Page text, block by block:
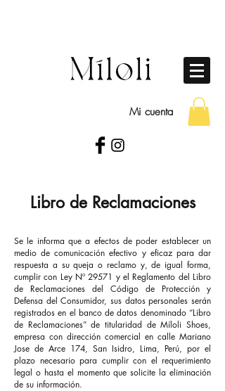
Mi cuenta
Libro de Reclamaciones
Se le informa que a efectos de poder establecer un
medio de comunicación efectivo y eficaz para dar
respuesta a su queja o reclamo y, de igual forma,
cumplir con Ley Nº 29571 y el Reglamento del Libro
de Reclamaciones del Código de Protección y
Defensa del Consumidor, sus datos personales serán
registrados en el banco de datos denominado “Libro
de Reclamaciones” de titularidad de Míloli Shoes,
empresa con dirección comercial en calle Mariano
Jose de Arce 174, San Isidro, Lima, Perú, por el
plazo necesario para cumplir con el requerimiento
legal o hasta el momento que solicite la eliminación
de su información.